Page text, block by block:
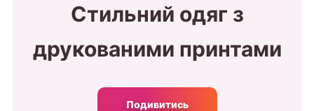
Стильний одяг з
друкованими принтами
Подивитись